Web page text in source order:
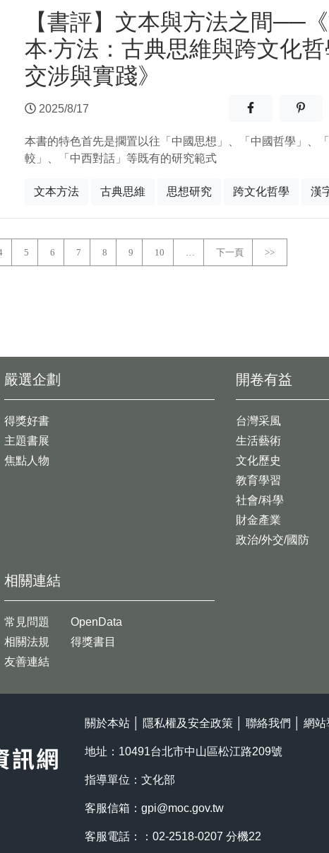
【書評】文本與方法之間──
本‧方法：古典思維與跨文化
交涉與實踐》
2025/8/17 分享至 分享
本書的特色首先是擱置以往「中國思想」、「中國哲學」、
較」、「中西對話」等既有的研究範式
文本方法 古典思維 思想研究 跨文化哲學 漢
5 6 7 8 9 10 … 下一頁 >>
開卷有益
台灣采風
生活藝術
文化歷史
教育學習
社會/科學
財金產業
政治/外交/國防
嚴選企劃
得獎好書
主題書展
焦點人物
相關連結
常見問題
相關法規
友善連結
OpenData
得獎書目
關於本站 隱私權及安全政策 聯絡我們 網站
地址：10491台北市中山區松江路209號
指導單位：文化部
客服信箱： gpi@moc.gov.tw
客服電話：：02-2518-0207 分機22